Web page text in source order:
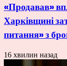
«Продавав»
Харківщині
питання» з
16 хвилин назад